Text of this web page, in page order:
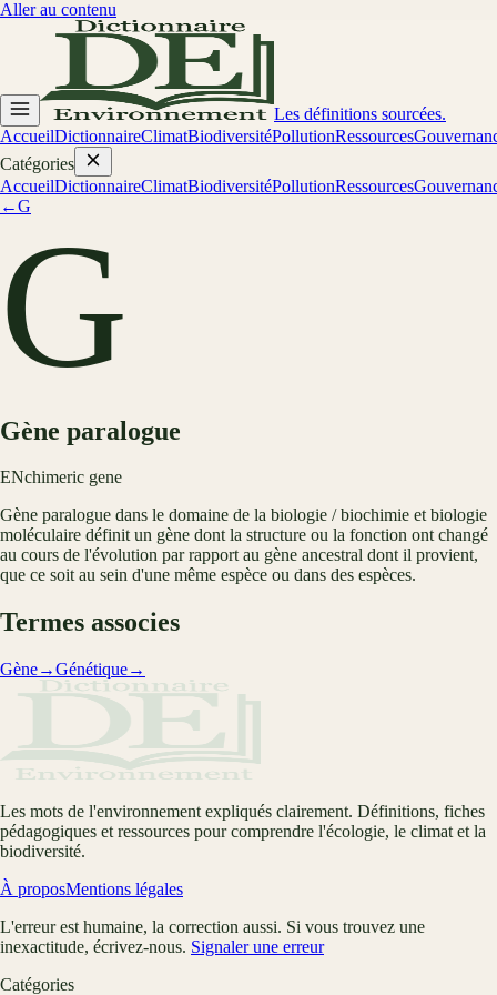
Aller au contenu
Les définitions sourcées.
AccueilDictionnaireClimatBiodiversitéPollutionRessources
Catégories
AccueilDictionnaireClimatBiodiversitéPollutionRessources
←G
G
Gène paralogue
ENchimeric gene
Gène paralogue dans le domaine de la biologie / biochimie et biologie
moléculaire définit un gène dont la structure ou la fonction ont changé
au cours de l'évolution par rapport au gène ancestral dont il provient,
que ce soit au sein d'une même espèce ou dans des espèces.
Termes associes
Gène→Génétique→
Les mots de l'environnement expliqués clairement. Définitions, fiches
pédagogiques et ressources pour comprendre l'écologie, le climat et la
biodiversité.
À proposMentions légales
L'erreur est humaine, la correction aussi. Si vous trouvez une
inexactitude, écrivez-nous. Signaler une erreur
Catégories